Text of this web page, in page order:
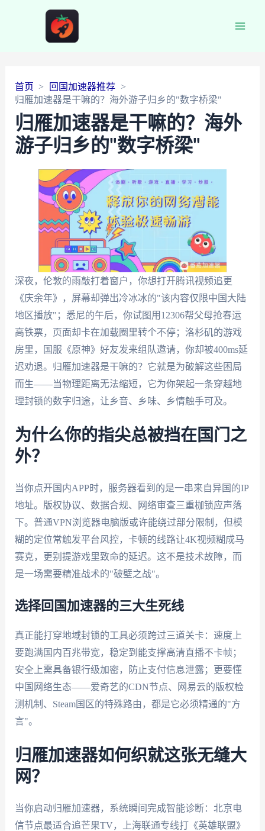
首页
回国加速器推荐
归雁加速器是干嘛的？海外游子归乡的"数字桥梁"
归雁加速器是干嘛的？海外
游子归乡的"数字桥梁"
深夜，伦敦的雨敲打着窗户，你想打开腾讯视频追更
《庆余年》，屏幕却弹出冷冰冰的"该内容仅限中国大陆
地区播放"；悉尼的午后，你试图用12306帮父母抢春运
高铁票，页面却卡在加载圈里转个不停；洛杉矶的游戏
房里，国服《原神》好友发来组队邀请，你却被400ms延
迟劝退。归雁加速器是干嘛的？它就是为破解这些困局
而生——当物理距离无法缩短，它为你架起一条穿越地
理封锁的数字归途，让乡音、乡味、乡情触手可及。
为什么你的指尖总被挡在国门之
外？
当你点开国内APP时，服务器看到的是一串来自异国的IP
地址。版权协议、数据合规、网络审查三重枷锁应声落
下。普通VPN浏览器电脑版或许能绕过部分限制，但模
糊的定位常触发平台风控，卡顿的线路让4K视频糊成马
赛克，更别提游戏里致命的延迟。这不是技术故障，而
是一场需要精准战术的"破壁之战"。
选择回国加速器的三大生死线
真正能打穿地域封锁的工具必须跨过三道关卡：速度上
要跑满国内百兆带宽，稳定到能支撑高清直播不卡帧；
安全上需具备银行级加密，防止支付信息泄露；更要懂
中国网络生态——爱奇艺的CDN节点、网易云的版权检
测机制、Steam国区的特殊路由，都是它必须精通的"方
言"。
归雁加速器如何织就这张无缝大
网？
当你启动归雁加速器，系统瞬间完成智能诊断：北京电
信节点最适合追芒果TV，上海联通专线打《英雄联盟》